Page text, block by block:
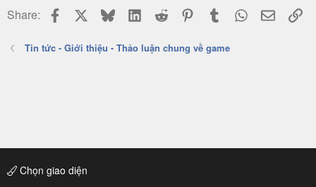
Share: Facebook BlueskyLinkedIn
Reddit PinterestTumblr WhatsApp
Email
Tin tức - Giới thiệu - Thảo luận chung về game
Chọn giao diện